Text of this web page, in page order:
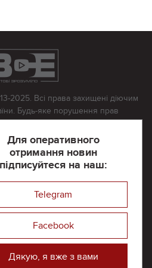
Для оперативного
отримання новин
підписуйтеся на наш:
Telegram
Facebook
Дякую, я вже з вами
2025. Всі права захищені діючим
Будь-яке порушення прав
порядку. Будь-яке відтворення
з письмово дозволу редакції.
усіх матеріалів, розміщених
які містять посилання на інші
інтернет-видання, несе редакційна
на сайті
Розроблений та підтримується